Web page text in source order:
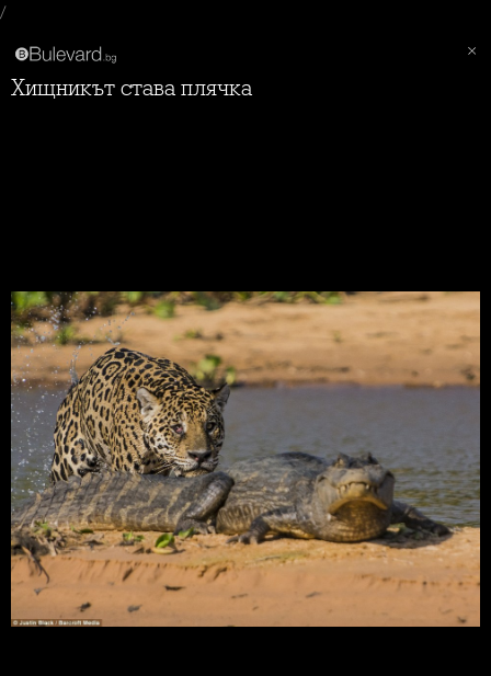
/
Хищникът става плячка